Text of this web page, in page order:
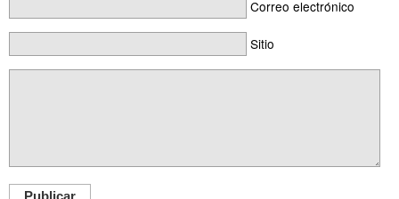
Correo electrónico
Sitio